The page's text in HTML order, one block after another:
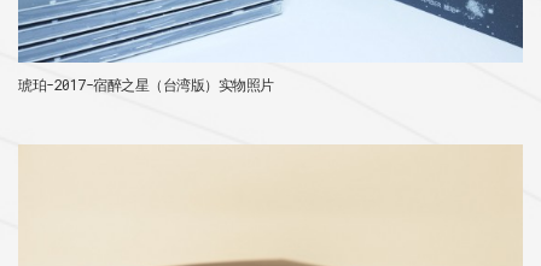
琥珀-2017-宿醉之星（台湾版）实物照片